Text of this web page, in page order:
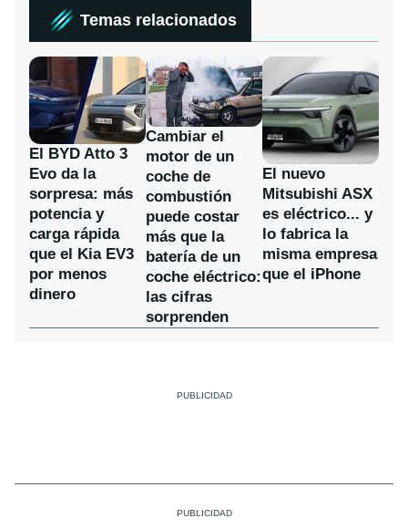
Temas relacionados
El BYD Atto 3
Evo da la
sorpresa: más
potencia y
carga rápida
que el Kia EV3
por menos
dinero
Cambiar el
motor de un
coche de
combustión
puede costar
más que la
batería de un
coche eléctrico:
las cifras
sorprenden
El nuevo
Mitsubishi ASX
es eléctrico... y
lo fabrica la
misma empresa
que el iPhone